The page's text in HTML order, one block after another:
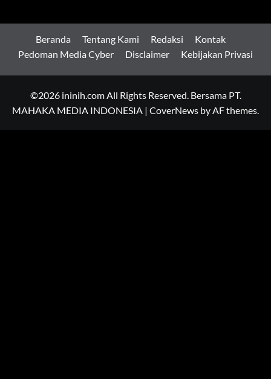
Beranda Tentang Kami Redaksi
Kontak
Pedoman Media Cyber
Disclaimer Kebijakan Privasi
©2026 ininih.com All Rights Reserved. Bersama PT.
MAHAKA MEDIA INDONESIA | CoverNews by AF themes.